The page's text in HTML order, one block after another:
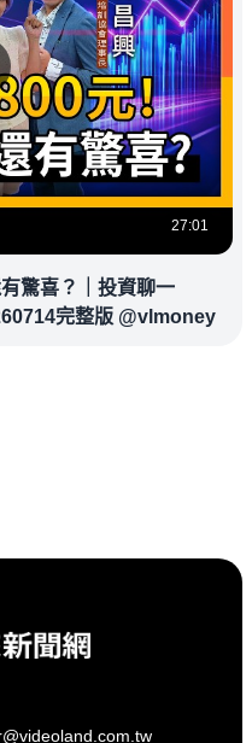
27:01
驚喜？｜投資聊一
完整版 @vlmoney